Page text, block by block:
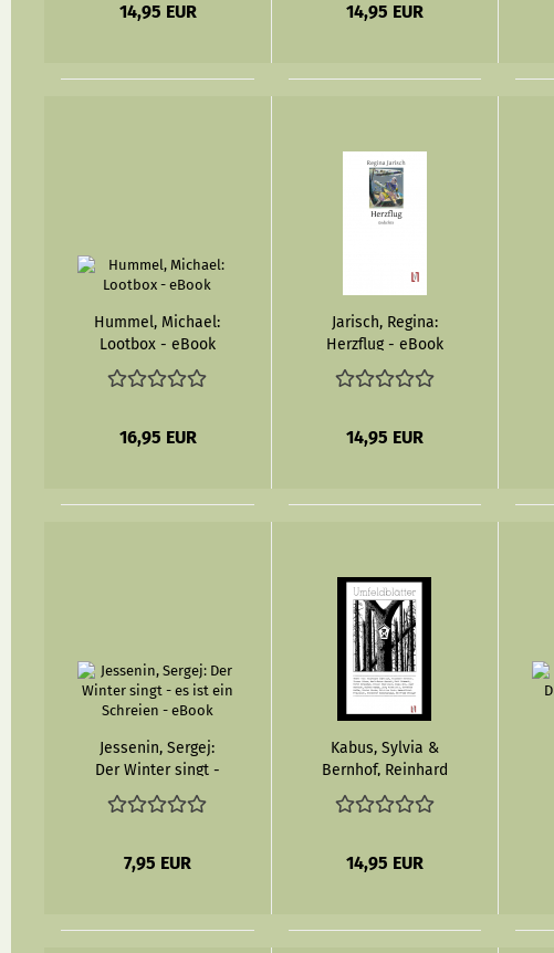
14,95 EUR 14,95 EUR
Hummel, Michael:
Lootbox - eBook
16,95 EUR
Jarisch, Regina:
Herzflug - eBook
14,95 EUR
Jessenin, Sergej:
Der Winter singt -
es ist ein
Schreien - eBook
7,95 EUR
Kabus, Sylvia &
Bernhof, Reinhard
(Hg.):
Umfeldblätter -
14,95 EUR